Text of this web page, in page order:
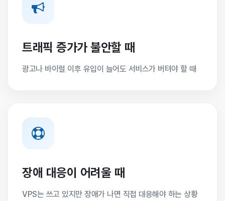
트래픽 증가가 불안할 때
광고나 바이럴 이후 유입이 늘어도 서비스가 버텨야 할 때
장애 대응이 어려울 때
VPS는 쓰고 있지만 장애가 나면 직접 대응해야 하는 상황